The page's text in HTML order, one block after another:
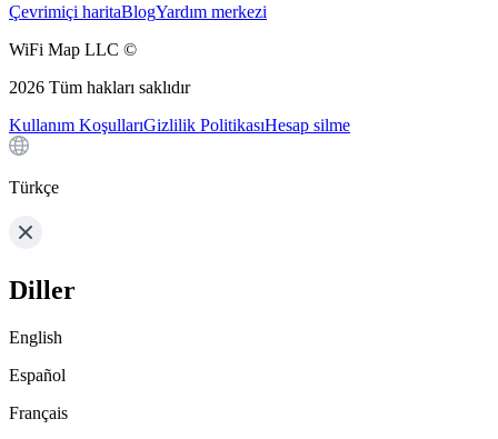
Çevrimiçi haritaBlogYardım merkezi
WiFi Map LLC ©
2026 Tüm hakları saklıdır
Kullanım KoşullarıGizlilik PolitikasıHesap silme
Türkçe
Diller
English
Español
Français